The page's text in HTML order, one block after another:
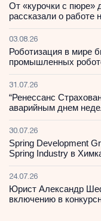
От «курочки с пюре»
рассказали о работе
03.08.26
Роботизация в мире
промышленных
31.07.26
“Ренессанс
аварийным днем
30.07.26
Spring Development
Spring Industry в
24.07.26
Юрист Александр
включению в